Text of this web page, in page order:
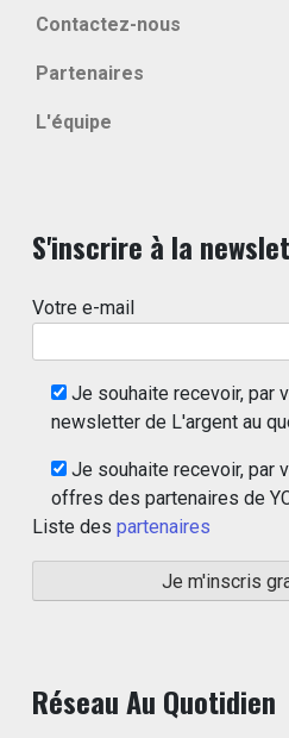
Contactez-nous
Partenaires
L'équipe
S'inscrire à la
Votre e-mail
Je souhaite recevoir, par
newsletter de L'argent au
Je souhaite recevoir, par
offres des partenaires de
Liste des partenaires
Réseau Au Quotidien